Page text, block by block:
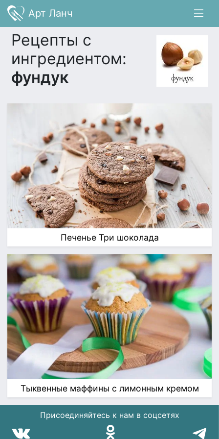
Арт Ланч
Рецепты с
ингредиентом:
фундук
Печенье Три шоколада
Тыквенные маффины с лимонным кремом
Присоединяйтесь к нам в соцсетях